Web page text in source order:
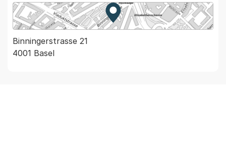
Zur Karte von MapBS.
Externer Link, wird in einem
Binningerstrasse 21
4001 Basel